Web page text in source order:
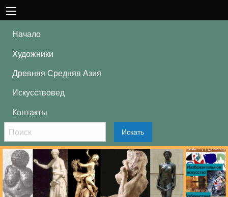
Начало
Художники
Древняя Средняя Азия
Искусствовед
Контакты
Искать